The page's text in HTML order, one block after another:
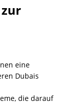
eine
Dubais
die darauf